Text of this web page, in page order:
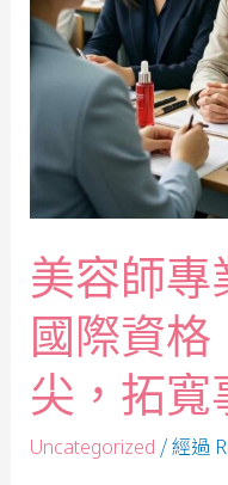
美容師專
國際資
尖，拓寬
Uncategorized / 經過